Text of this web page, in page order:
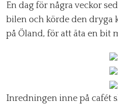
Sök
efter:
En dag för några veckor
bilen och körde den
på Öland, för att äta en bit
Inredningen inne på cafét